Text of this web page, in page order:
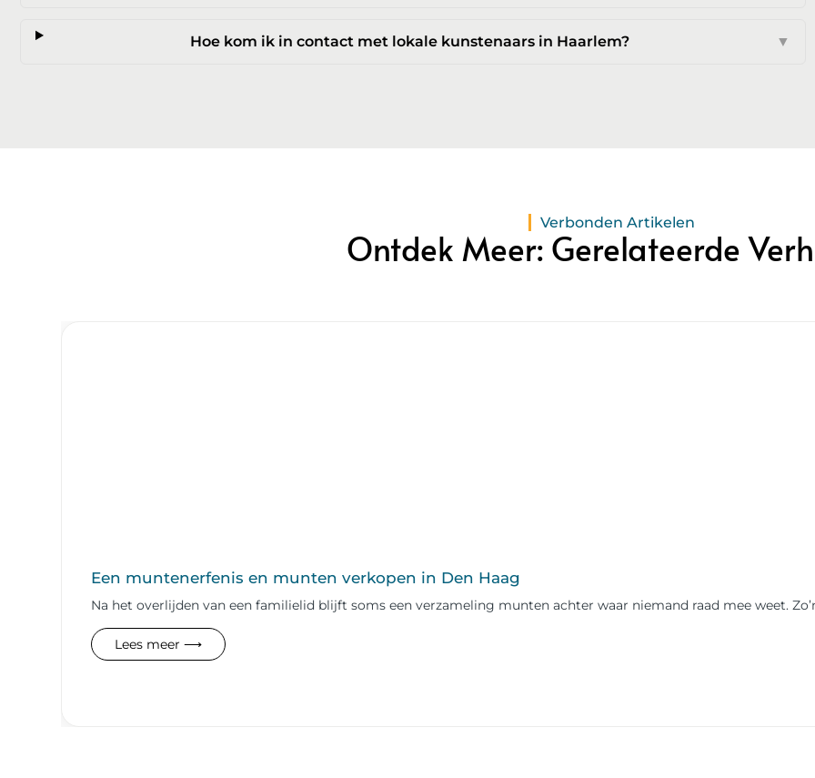
Hoe kom ik in contact met lokale kunstenaars in Haarlem? ▼
Verbonden Artikelen
Ontdek Meer: Gerelateerde
Een muntenerfenis en munten verkopen in Den Haag
Na het overlijden van een familielid blijft soms een verzameling munten achter waar niemand raad mee weet.
Lees meer ⟶